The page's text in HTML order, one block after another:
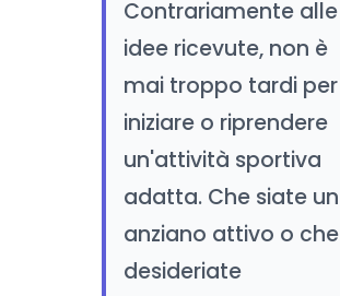
Contrariamente alle
idee ricevute, non è
mai troppo tardi per
iniziare o riprendere
un'attività sportiva
adatta. Che siate un
anziano attivo o che
desideriate